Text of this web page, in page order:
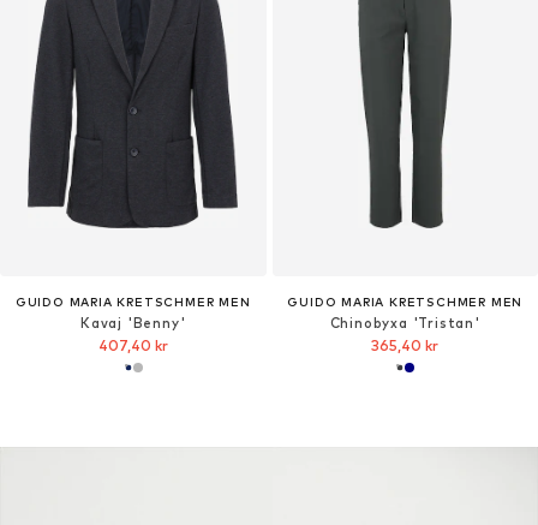
GUIDO MARIA KRETSCHMER MEN
Kavaj 'Benny'
407,40 kr
GUIDO MARIA KRETSCHMER MEN
Chinobyxa 'Tristan'
365,40 kr